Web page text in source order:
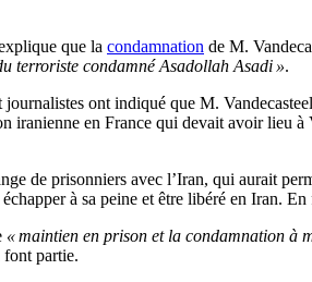
que la condamnation de M.
terroriste condamnéAsadollah Asadi ».
journalistes ont indiqué que M.
iranienne en France qui devait avoir lieu
de prisonniers avec l’Iran, qui aurait
à sa peine et être libéré en Iran. En
« maintien en prison et la condamnation à
font partie.